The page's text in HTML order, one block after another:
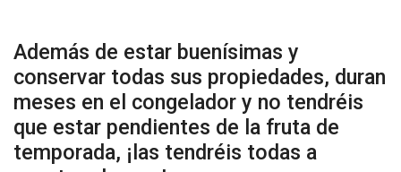
Además de estar buenísimas y
conservar todas sus propiedades, duran
meses en el congelador y no tendréis
que estar pendientes de la fruta de
temporada, ¡las tendréis todas a